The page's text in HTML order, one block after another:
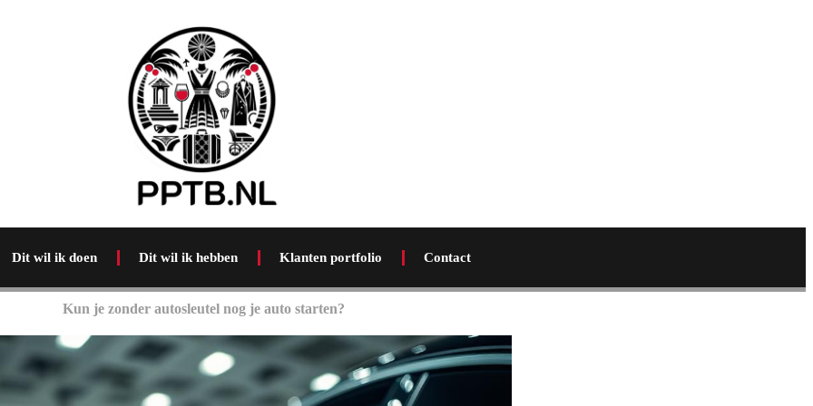
Dit wil ik doen Dit wil ik hebben Klanten portfolio Contact
Kun je zonder autosleutel nog je auto starten?